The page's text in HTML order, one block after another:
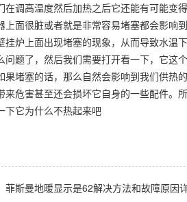
在调高温度然后加热之后它还能有可能
上面很脏或者就是非常容易堵塞都会影
挂炉上面出现堵塞的现象，从而导致水温
问题了，然后我们需要打开看一下，它这
果堵塞的话，那么自然会影响到我们供热
来危害甚至还会损坏它自身的一些配件。
下它为什么不热起来吧
菲斯曼地暖显示是62解决方法和故障原因